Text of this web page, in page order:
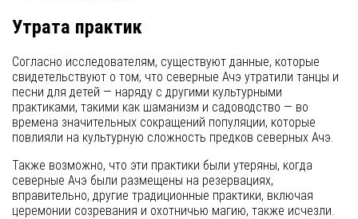
Утрата практик
Согласно исследователям, существуют данные, которые
свидетельствуют о том, что северные Ачэ утратили танцы и
песни для детей — наряду с другими культурными
практиками, такими как шаманизм и садоводство — во
времена значительных сокращений популяции, которые
повлияли на культурную сложность предков северных Ачэ.
Также возможно, что эти практики были утеряны, когда
северные Ачэ были размещены на резервациях,
вправительно, другие традиционные практики, включая
церемонии созревания и охотничью магию, также исчезли.